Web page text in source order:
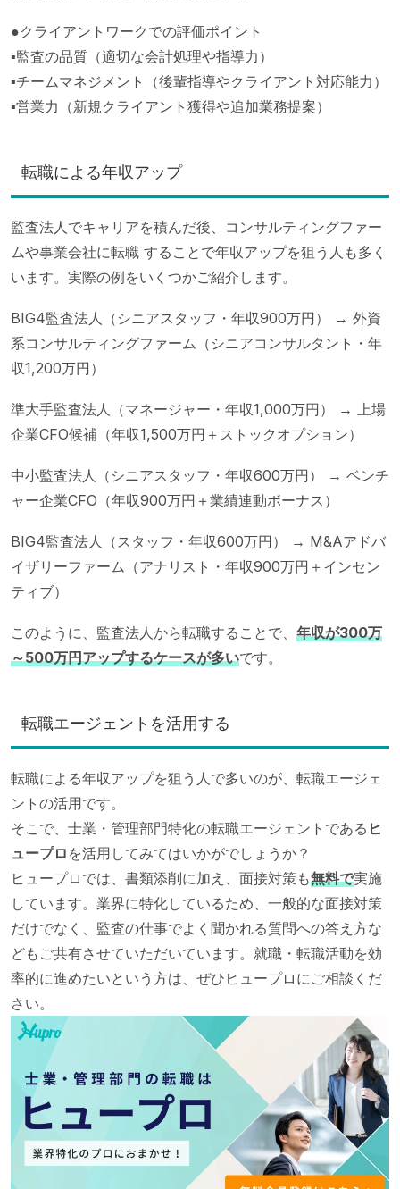
●クライアントワークでの評価ポイント
▪監査の品質（適切な会計処理や指導力）
▪チームマネジメント（後輩指導やクライアント対応能力）
▪営業力（新規クライアント獲得や追加業務提案）
転職による年収アップ
監査法人でキャリアを積んだ後、コンサルティングファー
ムや事業会社に転職 することで年収アップを狙う人も多く
います。実際の例をいくつかご紹介します。
BIG4監査法人（シニアスタッフ・年収900万円） → 外資
系コンサルティングファーム（シニアコンサルタント・年
収1,200万円）
準大手監査法人（マネージャー・年収1,000万円） → 上場
企業CFO候補（年収1,500万円＋ストックオプション）
中小監査法人（シニアスタッフ・年収600万円） → ベンチ
ャー企業CFO（年収900万円＋業績連動ボーナス）
BIG4監査法人（スタッフ・年収600万円） → M&Aアドバ
イザリーファーム（アナリスト・年収900万円＋インセン
ティブ）
このように、監査法人から転職することで、 年収が300万
～500万円アップするケースが多いです。
転職エージェントを活用する
転職による年収アップを狙う人で多いのが、転職エージェ
ントの活用です。
そこで、士業・管理部門特化の転職エージェントである ヒ
ュープロ を活用してみてはいかがでしょうか？
ヒュープロでは、書類添削に加え、面接対策も無料で実施
しています。業界に特化しているため、一般的な面接対策
だけでなく、監査の仕事でよく聞かれる質問への答え方な
どもご共有させていただいています。就職・転職活動を効
率的に進めたいという方は、ぜひヒュープロにご相談くだ
さい。